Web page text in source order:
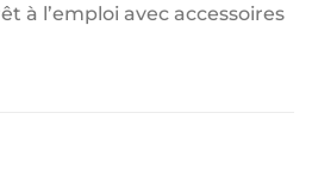
à l’emploi avec accessoires